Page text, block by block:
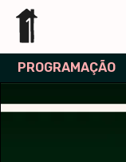
PROGRAMAÇÃO